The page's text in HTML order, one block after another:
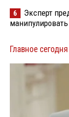
6
Эксперт
Главное сегодня